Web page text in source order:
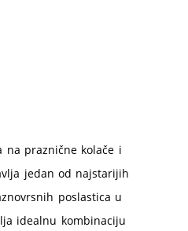
na praznične kolače i
jedan od najstarijih
poslastica u
idealnu kombinaciju